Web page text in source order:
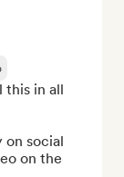
this in all
social
on the